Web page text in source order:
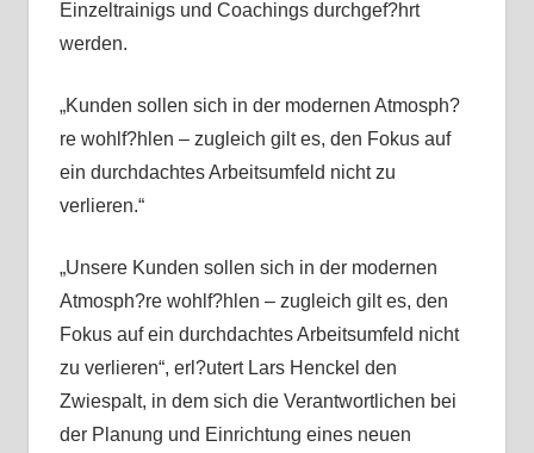
Einzeltrainigs und Coachings durchgef?hrt
werden.
„Kunden sollen sich in der modernen Atmosph?
re wohlf?hlen – zugleich gilt es, den Fokus auf
ein durchdachtes Arbeitsumfeld nicht zu
verlieren.“
„Unsere Kunden sollen sich in der modernen
Atmosph?re wohlf?hlen – zugleich gilt es, den
Fokus auf ein durchdachtes Arbeitsumfeld nicht
zu verlieren“, erl?utert Lars Henckel den
Zwiespalt, in dem sich die Verantwortlichen bei
der Planung und Einrichtung eines neuen